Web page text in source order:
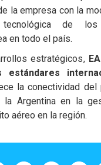
la empresa con la
tecnológica de
en todo el país.
estratégicos,
estándares
la conectividad del
Argentina en la
aéreo en la región.